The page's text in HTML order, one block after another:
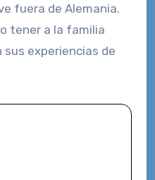
fuera de Alemania.
tener a la familia
experiencias de